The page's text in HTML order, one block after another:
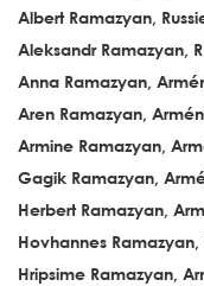
Albert Ramazyan,
Aleksandr Ramazyan,
Anna Ramazyan,
Aren Ramazyan,
Armine Ramazyan,
Gagik Ramazyan,
Herbert Ramazyan,
Hovhannes Ramazyan,
Hripsime Ramazyan,